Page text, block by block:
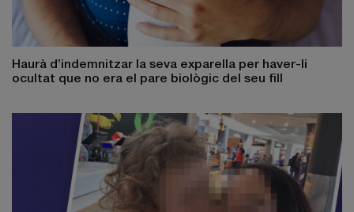
Haurà d’indemnitzar la seva exparella per haver-li
ocultat que no era el pare biològic del seu fill